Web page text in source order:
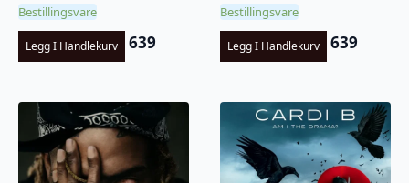
Bestillingsvare
Legg I Handlekurv 639
Bestillingsvare
Legg I Handlekurv 639